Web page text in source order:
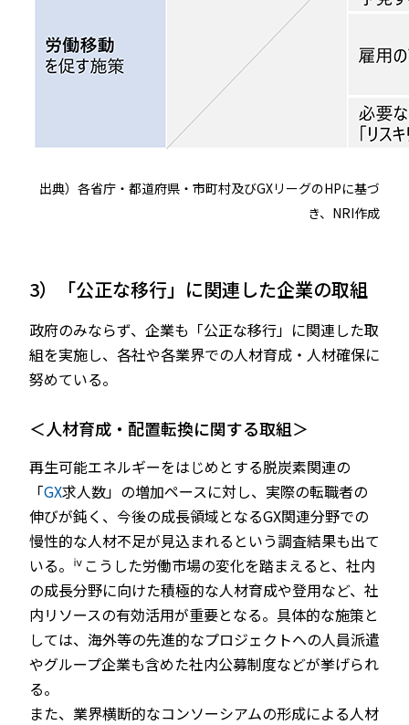
出典）各省庁・都道府県・市町村及びGXリーグのHPに基づ
き、NRI作成
3）「公正な移行」に関連した企業の取組
政府のみならず、企業も「公正な移行」に関連した取
組を実施し、各社や各業界での人材育成・人材確保に
努めている。
＜人材育成・配置転換に関する取組＞
再生可能エネルギーをはじめとする脱炭素関連の
「GX求人数」の増加ペースに対し、実際の転職者の
伸びが鈍く、今後の成長領域となるGX関連分野での
慢性的な人材不足が見込まれるという調査結果も出て
いる。
ⅳ こうした労働市場の変化を踏まえると、社内
の成長分野に向けた積極的な人材育成や登用など、社
内リソースの有効活用が重要となる。具体的な施策と
しては、海外等の先進的なプロジェクトへの人員派遣
やグループ企業も含めた社内公募制度などが挙げられ
る。
また、業界横断的なコンソーシアムの形成による人材